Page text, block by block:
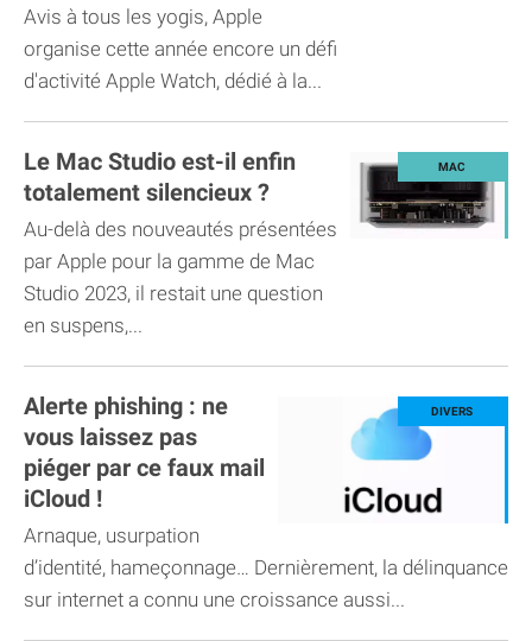
Avis à tous les yogis, Apple
organise cette année encore un défi
d'activité Apple Watch, dédié à la...
Le Mac Studio est-il enfin
totalement silencieux ?
Au-delà des nouveautés présentées
par Apple pour la gamme de Mac
Studio 2023, il restait une question
en suspens,...
Alerte phishing : ne
vous laissez pas
piéger par ce faux mail
iCloud !
Arnaque, usurpation
d’identité, hameçonnage… Dernièrement, la délinquance
sur internet a connu une croissance aussi...